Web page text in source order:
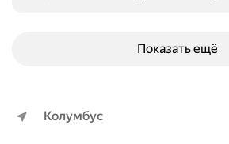
Показать ещё
Колумбус